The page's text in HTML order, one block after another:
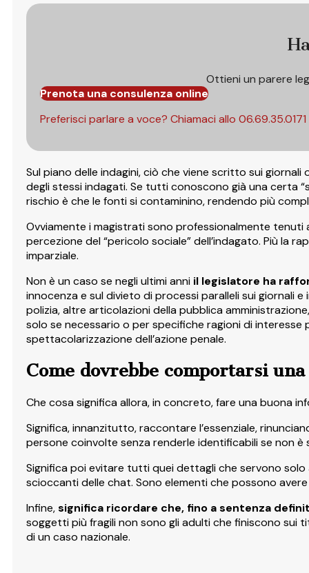
Ottieni un parere
Prenota una consulenza online
Preferisci parlare a voce? Chiamaci allo 06.69.35.0171
Sul piano delle indagini, ciò che viene scritto sui
degli stessi indagati. Se tutti conoscono già una certa
rischio è che le fonti si contaminino, rendendo più
Ovviamente i magistrati sono professionalmente tenuti
percezione del “pericolo sociale” dell’indagato. Più la
imparziale.
Non è un caso se negli ultimi anni il legislatore ha
innocenza e sul divieto di processi paralleli sui giornali
polizia, altre articolazioni della pubblica
solo se necessario o per specifiche ragioni di interesse
spettacolarizzazione dell’azione penale.
Come dovrebbe comportarsi
Che cosa significa allora, in concreto, fare una buona
Significa, innanzitutto, raccontare l’essenziale,
persone coinvolte senza renderle identificabili se non
Significa poi evitare tutti quei dettagli che servono solo
scioccanti delle chat. Sono elementi che possono
Infine,significa ricordare che, fino a sentenza
soggetti più fragili non sono gli adulti che finiscono sui
di un caso nazionale.